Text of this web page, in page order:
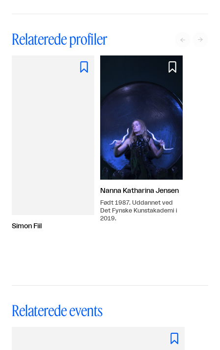
Relaterede profiler  

Simon Fiil

Nanna Katharina Jensen
Født 1987. Uddannet ved
Det Fynske Kunstakademi i
2019.
Relaterede events
